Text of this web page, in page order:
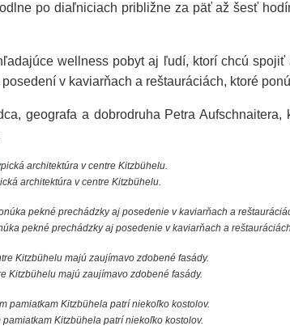
po diaľniciach približne za päť až šesť
wellness pobyt aj ľudí, ktorí chcú
v kaviarňach a reštauráciách, ktoré
geografa a dobrodruha Petra
architektúra v centre Kitzbühelu.
pekné prechádzky aj posedenie v kaviarňach a
Kitzbühelu majú zaujímavo zdobené fasády.
pamiatkam Kitzbühela patrí niekoľko kostolov.